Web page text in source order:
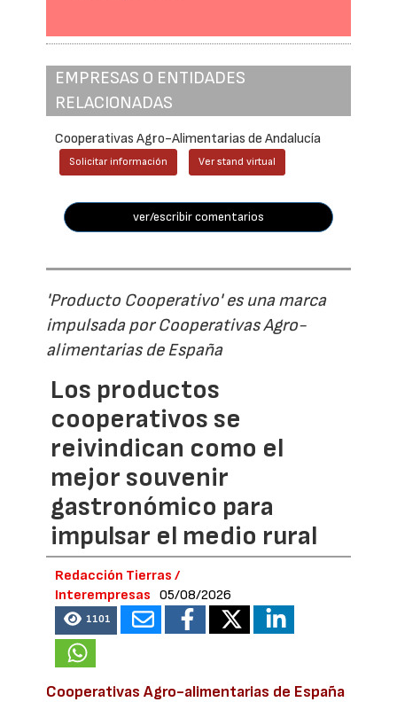
EMPRESAS O ENTIDADES
RELACIONADAS
Cooperativas Agro-Alimentarias de Andalucía
Solicitar información Ver stand virtual
ver/escribir comentarios
'Producto Cooperativo' es una marca
impulsada por Cooperativas Agro-
alimentarias de España
Los productos
cooperativos se
reivindican como el
mejor souvenir
gastronómico para
impulsar el medio rural
Redacción Tierras /
Interempresas
05/08/2026
1101
Cooperativas Agro-alimentarias de España